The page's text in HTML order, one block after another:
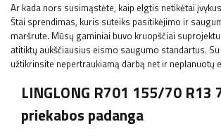
Ar kada nors susimąstėte, kaip elgtis netikėtai
Štai sprendimas, kuris suteiks pasitikėjimo ir
maršrute. Mūsų gaminiai buvo kruopščiai
atitiktų aukščiausius eismo saugumo standartus.
užtikrinsite nepertraukiamą darbą net ir neplanuotų
LINGLONG R701 155/70 R13
priekabos padanga